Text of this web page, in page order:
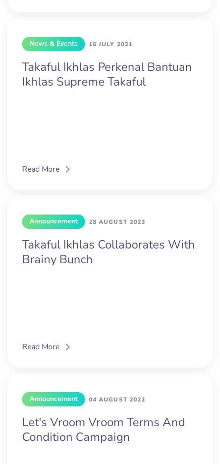
News & Events 16 JULY 2021
Takaful Ikhlas Perkenal Bantuan
Ikhlas Supreme Takaful
Read More
Announcement 28 AUGUST 2023
Takaful Ikhlas Collaborates With
Brainy Bunch
Read More
Announcement 04 AUGUST 2022
Let's Vroom Vroom Terms And
Condition Campaign